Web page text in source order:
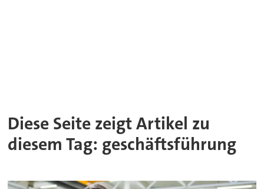
Diese Seite zeigt Artikel zu
diesem Tag: geschäftsführung